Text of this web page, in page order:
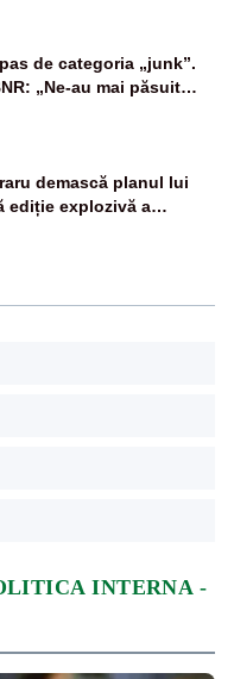
INTERNA -
de categoria „junk”.
„Ne-au mai păsuit
demască planul lui
ediție explozivă a
la Realitatea PLUS